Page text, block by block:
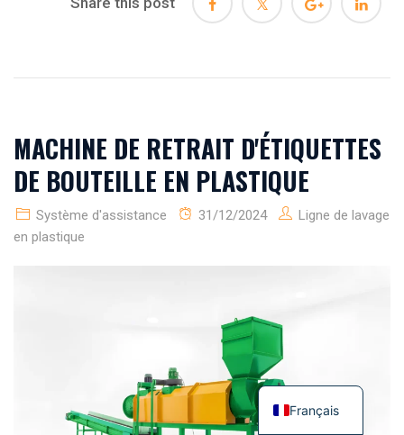
MACHINE DE RETRAIT D'ÉTIQUETTES
DE BOUTEILLE EN PLASTIQUE
Système d'assistance 31/12/2024
Ligne de lavage
en plastique
Français